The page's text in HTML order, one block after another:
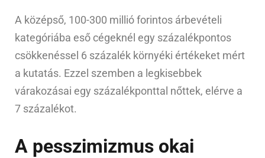
A középső, 100-300 millió forintos árbevételi
kategóriába eső cégeknél egy százalékpontos
csökkenéssel 6 százalék környéki értékeket mért
a kutatás. Ezzel szemben a legkisebbek
várakozásai egy százalékponttal nőttek, elérve a
7 százalékot.
A pesszimizmus okai